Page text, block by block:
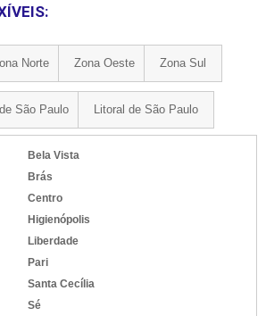
Norte Zona Oeste Zona Sul
São Paulo Litoral de São Paulo
Bela Vista
Brás
Centro
Higienópolis
Liberdade
Pari
Santa Cecília
Sé